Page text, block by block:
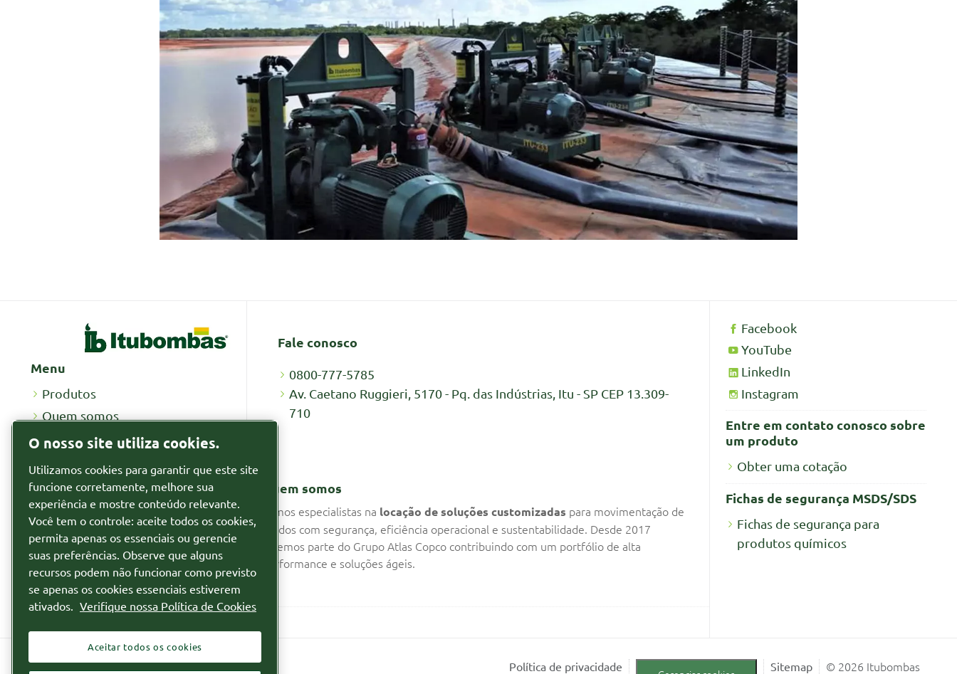
Menu
Produtos
Quem somos
Notícias
Segmentos
Relatórios
Relatório de Transparência de
Igualdade Salarial
Fale conosco
0800-777-5785
Av. Caetano Ruggieri, 5170 - Pq. das Indústrias, Itu - SP CEP 13.309-
710
Quem somos
Somos especialistas na locação de soluções customizadas para movimentação de
fluidos com segurança, eficiência operacional e sustentabilidade. Desde 2017
fazemos parte do Grupo Atlas Copco contribuindo com um portfólio de alta
performance e soluções ágeis.
Facebook
YouTube
LinkedIn
Instagram
Entre em contato conosco sobre
um produto
Obter uma cotação
Fichas de segurança MSDS/SDS
Fichas de segurança para
produtos químicos
Política de privacidade Sitemap © 2026 Itubombas
O nosso site utiliza cookies.
Utilizamos cookies para garantir que este site
funcione corretamente, melhore sua
experiência e mostre conteúdo relevante.
Você tem o controle: aceite todos os cookies,
permita apenas os essenciais ou gerencie
suas preferências. Observe que alguns
recursos podem não funcionar como previsto
se apenas os cookies essenciais estiverem
ativados. Verifique nossa Política de Cookies
Aceitar todos os cookies